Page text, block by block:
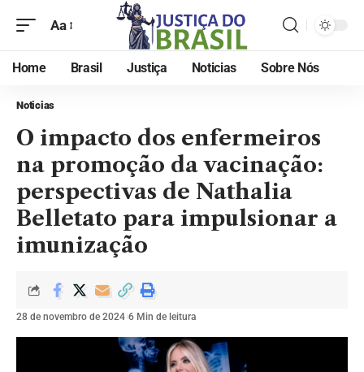
Aa
Home Brasil Justiça Noticias Sobre Nós
Noticias
O impacto dos enfermeiros
na promoção da vacinação:
perspectivas de Nathalia
Belletato para impulsionar a
imunização
28 de novembro de 2024 6 Min de leitura